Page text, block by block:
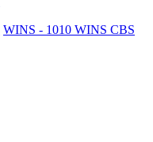
WINS - 1010 WINS CBS